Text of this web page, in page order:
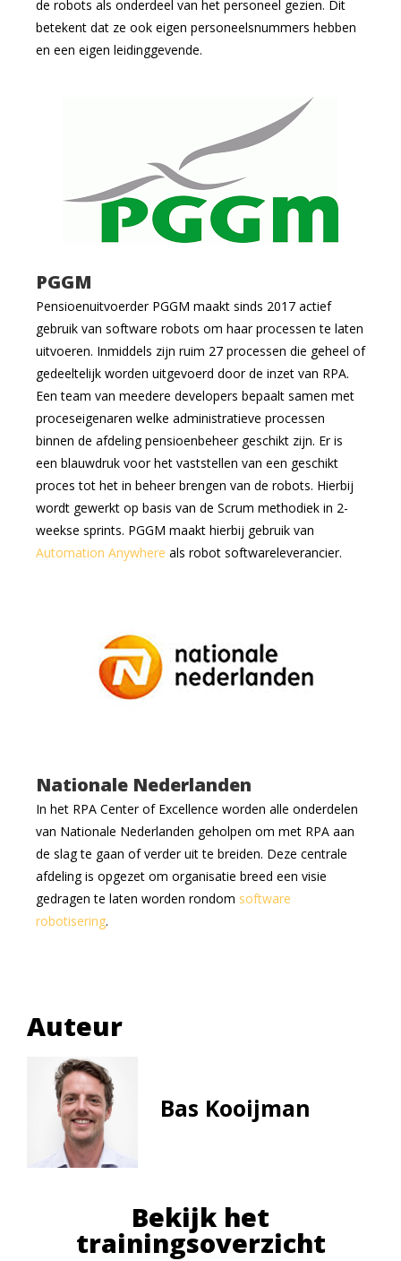
de robots als onderdeel van het personeel gezien. Dit
betekent dat ze ook eigen personeelsnummers hebben
en een eigen leidinggevende.
PGGM
Pensioenuitvoerder PGGM maakt sinds 2017 actief
gebruik van software robots om haar processen te laten
uitvoeren. Inmiddels zijn ruim 27 processen die geheel of
gedeeltelijk worden uitgevoerd door de inzet van RPA.
Een team van meedere developers bepaalt samen met
proceseigenaren welke administratieve processen
binnen de afdeling pensioenbeheer geschikt zijn. Er is
een blauwdruk voor het vaststellen van een geschikt
proces tot het in beheer brengen van de robots. Hierbij
wordt gewerkt op basis van de Scrum methodiek in 2-
weekse sprints. PGGM maakt hierbij gebruik van
Automation Anywhere als robot softwareleverancier.
Nationale Nederlanden
In het RPA Center of Excellence worden alle onderdelen
van Nationale Nederlanden geholpen om met RPA aan
de slag te gaan of verder uit te breiden. Deze centrale
afdeling is opgezet om organisatie breed een visie
gedragen te laten worden rondom software
robotisering.
Auteur
Bas Kooijman
Bekijk het
trainingsoverzicht